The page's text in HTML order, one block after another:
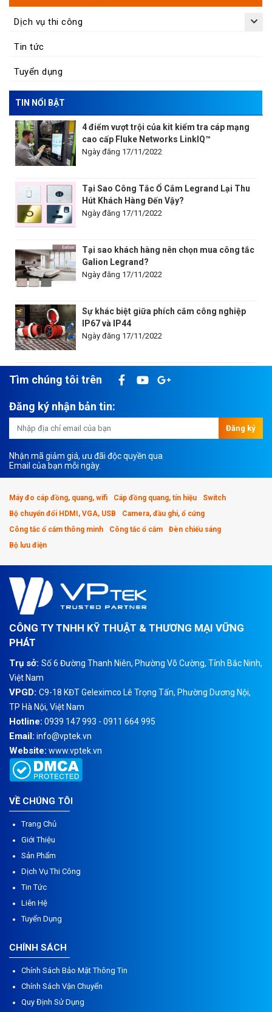
Dịch vụ thi công
Tin tức
Tuyển dụng
TIN NỔI BẬT
4 điểm vượt trội của kit kiểm tra cáp mạng
cao cấp Fluke Networks LinkIQ™
Ngày đăng 17/11/2022
Tại Sao Công Tắc Ổ Cắm Legrand Lại Thu
Hút Khách Hàng Đến Vậy?
Ngày đăng 17/11/2022
Tại sao khách hàng nên chọn mua công tắc
Galion Legrand?
Ngày đăng 17/11/2022
Sự khác biệt giữa phích cắm công nghiệp
IP67 và IP44
Ngày đăng 17/11/2022
Tìm chúng tôi trên
Đăng ký nhận bản tin:
Đăng ký
Nhận mã giảm giá, ưu đãi độc quyền qua
Email của bạn mỗi ngày.
Máy đo cáp đồng, quang, wifi Cáp đồng quang, tín hiệu
Switch
Bộ chuyển đổi HDMI, VGA, USB
Camera, đầu ghi, ổ cứng
Công tắc ổ cắm thông minh
Công tắc ổ cắm
Đèn chiếu sáng
Bộ lưu điện
CÔNG TY TNHH KỸ THUẬT & THƯƠNG MẠI VỮNG
PHÁT
Trụ sở: Số 6 Đường Thanh Niên, Phường Võ Cường, Tỉnh Bắc Ninh,
Việt Nam
VPGD: C9-18 KĐT Geleximco Lê Trọng Tấn, Phường Dương Nội,
TP Hà Nội, Việt Nam
Hotline: 0939 147 993 - 0911 664 995
Email: info@vptek.vn
Website: www.vptek.vn
VỀ CHÚNG TÔI
Trang Chủ
Giới Thiệu
Sản Phẩm
Dịch Vụ Thi Công
Tin Tức
Liên Hệ
Tuyển Dụng
CHÍNH SÁCH
Chính Sách Bảo Mật Thông Tin
Chính Sách Vận Chuyển
Quy Định Sử Dụng